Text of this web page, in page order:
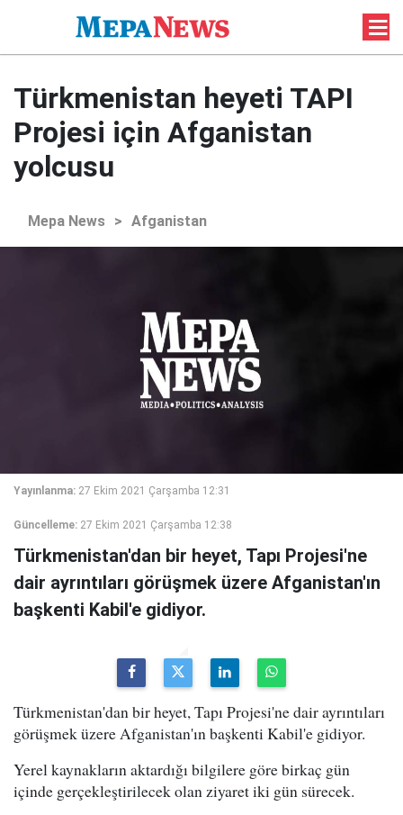
Türkmenistan heyeti TAPI
Projesi için Afganistan
yolcusu
Mepa News > Afganistan
Yayınlanma: 27 Ekim 2021 Çarşamba 12:31
Güncelleme: 27 Ekim 2021 Çarşamba 12:38
Türkmenistan'dan bir heyet, Tapı Projesi'ne
dair ayrıntıları görüşmek üzere Afganistan'ın
başkenti Kabil'e gidiyor.
Türkmenistan'dan bir heyet, Tapı Projesi'ne dair ayrıntıları
görüşmek üzere Afganistan'ın başkenti Kabil'e gidiyor.
Yerel kaynakların aktardığı bilgilere göre birkaç gün
içinde gerçekleştirilecek olan ziyaret iki gün sürecek.